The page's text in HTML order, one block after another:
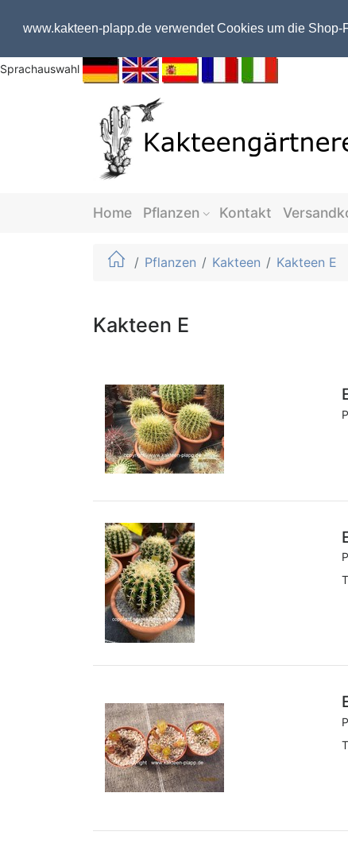
www.kakteen-plapp.de verwendet Cookies um die
Sprachauswahl
Home Pflanzen Kontakt
Pflanzen Kakteen Kakteen E
Kakteen E